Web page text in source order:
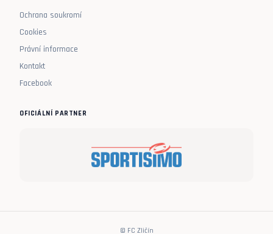
Ochrana soukromí
Cookies
Právní informace
Kontakt
Facebook
OFICIÁLNÍ PARTNER
© FC Zličín